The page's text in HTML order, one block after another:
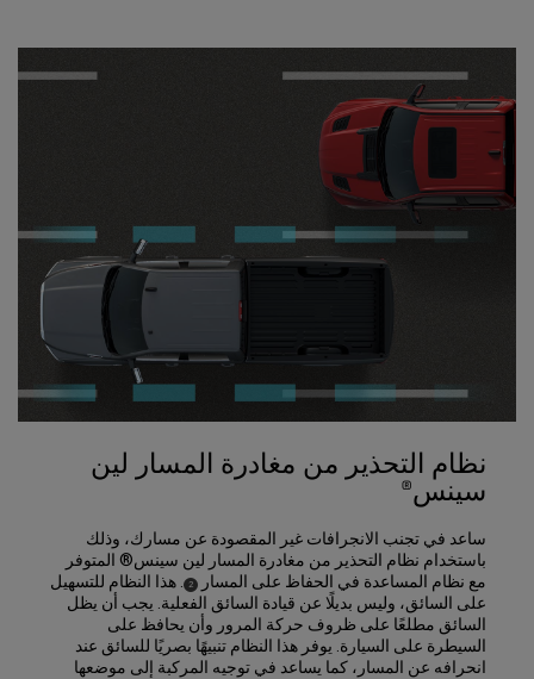
نظام التحذير من مغادرة المسار لين
سينس®
ساعد في تجنب الانجرافات غير المقصودة عن مسارك، وذلك
باستخدام نظام التحذير من مغادرة المسار لين سينس® المتوفر
مع نظام المساعدة في الحفاظ على المسار
(
Disclosure
2
)
. هذا النظام للتسهيل
على السائق، وليس بديلًا عن قيادة السائق الفعلية. يجب أن يظل
السائق مطلعًا على ظروف حركة المرور وأن يحافظ على
السيطرة على السيارة. يوفر هذا النظام تنبيهًا بصريًا للسائق عند
انحرافه عن المسار، كما يساعد في توجيه المركبة إلى موضعها